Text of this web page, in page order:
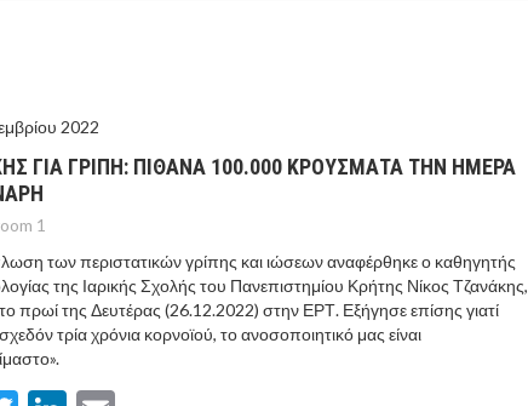
2022
ΓΙΑ ΓΡΙΠΗ: ΠΙΘΑΝΑ 100.000 ΚΡΟΥΣΜΑΤΑ ΤΗΝ ΗΜΕΡΑ
1
των περιστατικών γρίπης και ιώσεων αναφέρθηκε ο καθηγητής
της Ιαρικής Σχολής του Πανεπιστημίου Κρήτης Νίκος Τζανάκης,
πρωί της Δευτέρας (26.12.2022) στην ΕΡΤ. Εξήγησε επίσης γιατί
τρία χρόνια κορνοϊού, το ανοσοποιητικό μας είναι